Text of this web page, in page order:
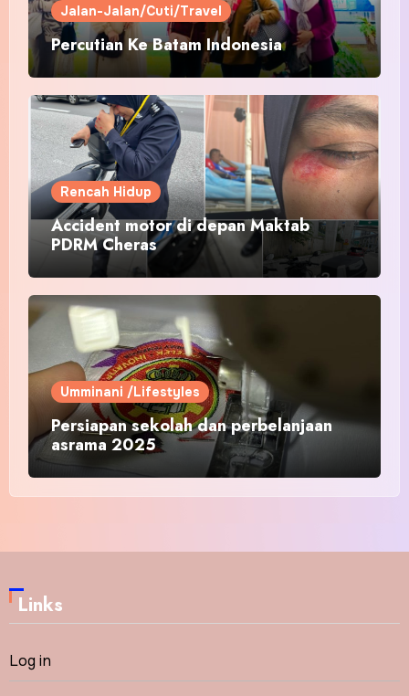
Jalan-Jalan/Cuti/Travel
Percutian Ke Batam Indonesia
Rencah Hidup
Accident motor di depan Maktab
PDRM Cheras
Umminani /Lifestyles
Persiapan sekolah dan perbelanjaan
asrama 2025
Links
Log in